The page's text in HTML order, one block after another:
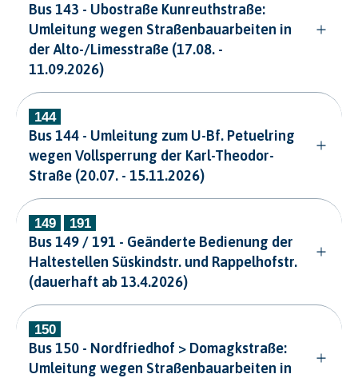
Bus 143 - Ubostraße Kunreuthstraße:
Umleitung wegen Straßenbauarbeiten in
der Alto-/Limesstraße (17.08. -
11.09.2026)
Bus 144 - Umleitung zum U-Bf. Petuelring
wegen Vollsperrung der Karl-Theodor-
Straße (20.07. - 15.11.2026)
Bus 149 / 191 - Geänderte Bedienung der
Haltestellen Süskindstr. und Rappelhofstr.
(dauerhaft ab 13.4.2026)
Bus 150 - Nordfriedhof > Domagkstraße:
Umleitung wegen Straßenbauarbeiten in